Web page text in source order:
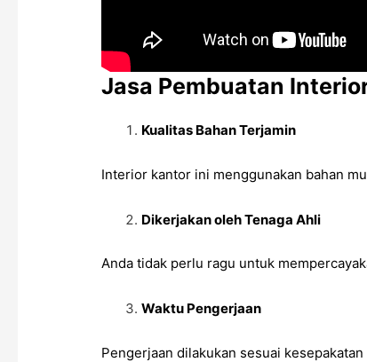
Jasa Pembuatan
Kualitas Bahan Terjamin
Interior kantor ini menggunakan bahan
Dikerjakan oleh Tenaga Ahli
Anda tidak perlu ragu untuk
Waktu Pengerjaan
Pengerjaan dilakukan sesuai